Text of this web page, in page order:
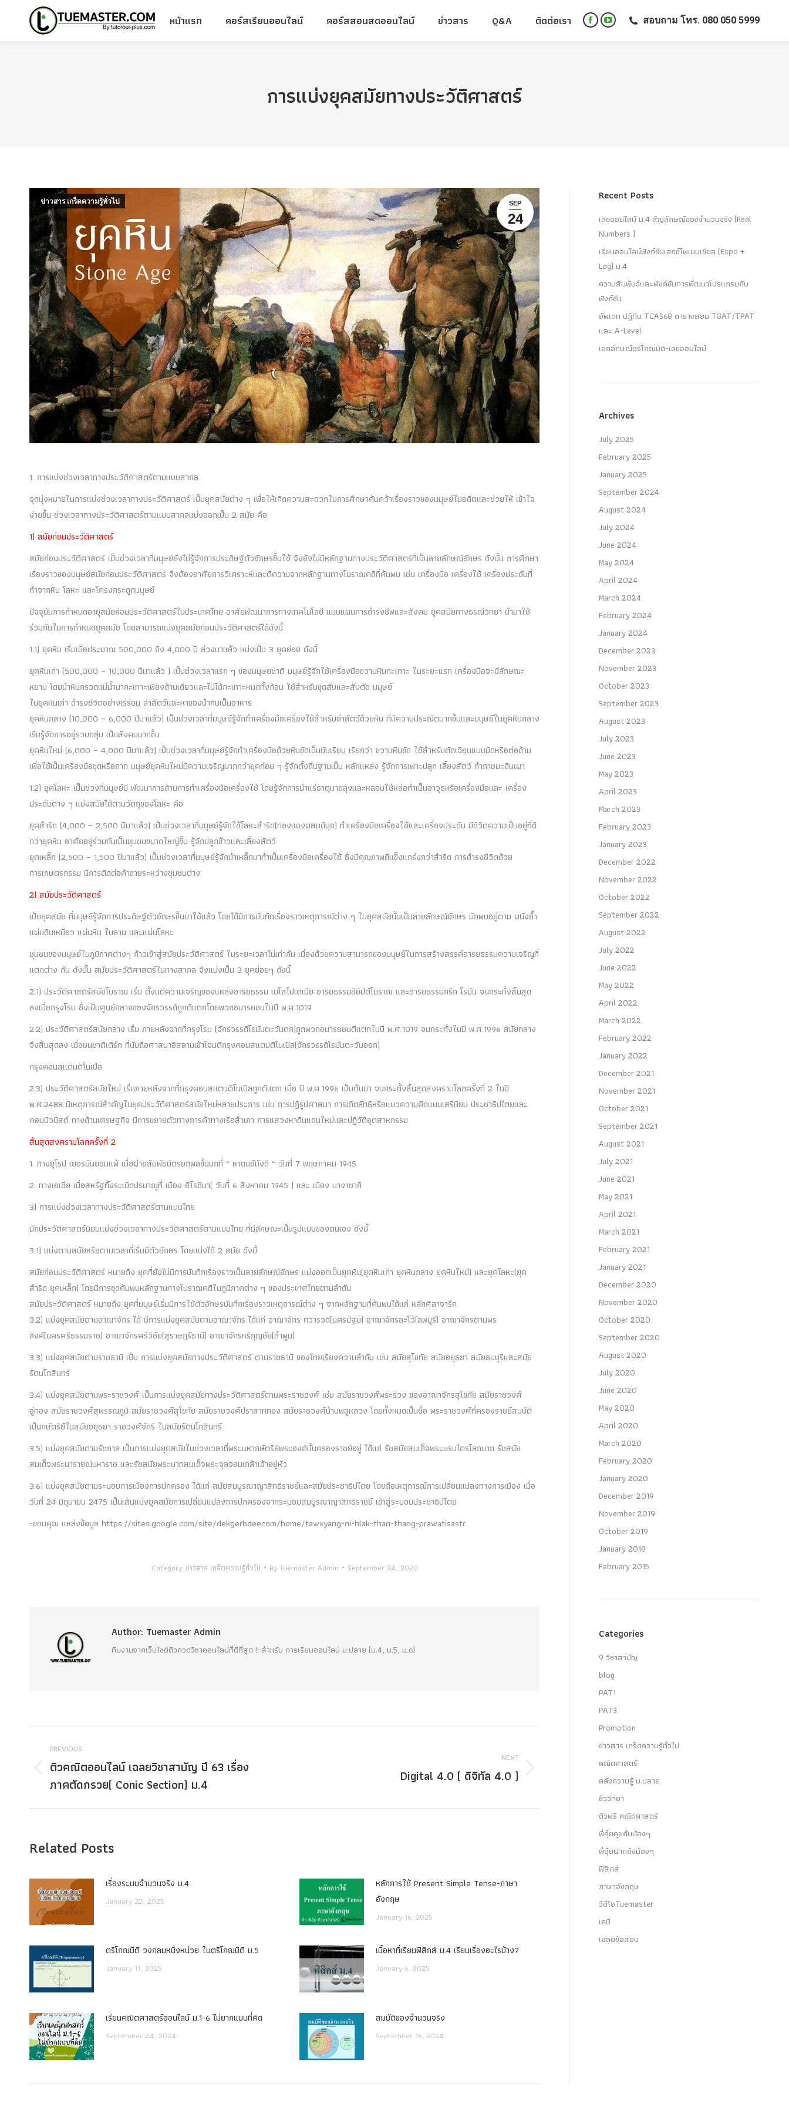
หน้าแรก คอร์สเรียนออนไลน์ คอร์สสอนสดออนไลน์ ข่าวสาร Q&A ติดต่อเรา
FacebookYouTube สอบถาม โทร. 080 050 5999
การแบ่งยุคสมัยทางประวัติศาสตร์
SEP
24
ข่าวสาร เกร็ดความรู้ทั่วไป
1. การแบ่งช่วงเวลาทางประวัติศาสตร์ตามแบบสากล
จุดมุ่งหมายในการแบ่งช่วงเวลาทางประวัติศาสตร์ เป็นยุคสมัยต่าง ๆ เพื่อให้เกิดความสะดวกในการศึกษาค้นคว้าเรื่องราวของมนุษย์ในอดีตและช่วยให้ เข้าใจ
ง่ายขึ้น ช่วงเวลาทางประวัติศาสตร์ตามแบบสากลแบ่งออกเป็น 2 สมัย คือ
1) สมัยก่อนประวัติศาสตร์
สมัยก่อนประวัติศาสตร์ เป็นช่วงเวลาที่มนุษย์ยังไม่รู้จักการประดิษฐ์ตัวอักษรขึ้นใช้ จึงยังไม่มีหลักฐานทางประวัติศาสตร์ที่เป็นลายลักษณ์อักษร ดังนั้น การศึกษา
เรื่องราวของมนุษย์สมัยก่อนประวัติศาสตร์ จึงต้องอาศัยการวิเคราะห์และตีความจากหลักฐานทางโบราณคดีที่ค้นพบ เช่น เครื่องมือ เครื่องใช้ เครื่องประดับที่
ทำจากหิน โลหะ และโครงกระดูกมนุษย์
ปัจจุบันการกำหนดอายุสมัยก่อนประวัติศาสตร์ในประเทศไทย อาศัยพัฒนาการทางเทคโนโลยี แบบแผนการดำรงชีพและสังคม ยุคสมัยทางธรณีวิทยา นำมาใช้
ร่วมกันในการกำหนดยุคสมัย โดยสามารถแบ่งยุคสมัยก่อนประวัติศาสตร์ได้ดังนี้
1.1) ยุคหิน เริ่มเมื่อประมาณ 500,000 ถึง 4,000 ปี ล่วงมาแล้ว แบ่งเป็น 3 ยุคย่อย ดังนี้
ยุคหินเก่า (500,000 – 10,000 ปีมาแล้ว ) เป็นช่วงเวลาแรก ๆ ของมนุษยชาติ มนุษย์รู้จักใช้เครื่องมือขวานหินกะเทาะ ในระยะแรก เครื่องมือจะมีลักษณะ
หยาบ โดยนำหินกรวดแม่น้ำมากะเทาะเพียงด้านเดียวและไม่ได้กะเทาะหมดทั้งก้อน ใช้สำหรับขุดสับและสับตัด มนุษย์
ในยุคหินเก่า ดำรงชีวิตอย่างเร่ร่อน ล่าสัตว์และหาของป่ากินเป็นอาหาร
ยุคหินกลาง (10,000 – 6,000 ปีมาแล้ว) เป็นช่วงเวลาที่มนุษย์รู้จักทำเครื่องมือเครื่องใช้สำหรับล่าสัตว์ด้วยหิน ที่มีความประณีตมากขึ้นและมนุษย์ในยุคหินกลาง
เริ่มรู้จักการอยู่รวมกลุ่ม เป็นสังคมมากขึ้น
ยุคหินใหม่ (6,000 – 4,000 ปีมาแล้ว) เป็นช่วงเวลาที่มนุษย์รู้จักทำเครื่องมือด้วยหินขัดเป็นมันเรียบ เรียกว่า ขวานหินขัด ใช้สำหรับตัดเฉือนแบบมีดหรือต่อด้าม
เพื่อใช้เป็นเครื่องมือขุดหรือถาก มนุษย์ยุคหินใหม่มีความเจริญมากกว่ายุคก่อน ๆ รู้จักตั้งถิ่นฐานเป็น หลักแหล่ง รู้จักการเพาะปลูก เลี้ยงสัตว์ ทำภาชนะดินเผา
1.2) ยุคโลหะ เป็นช่วงที่มนุษย์มี พัฒนาการด้านการทำเครื่องมือเครื่องใช้ โดยรู้จักการนำแร่ธาตุมาถลุงและหลอมใช้หล่อทำเป็นอาวุธหรือเครื่องมือและ เครื่อง
ประดับต่าง ๆ แบ่งสมัยได้ตามวัตถุของโลหะ คือ
ยุคสำริด (4,000 – 2,500 ปีมาแล้ว) เป็นช่วงเวลาที่มนุษย์รู้จักใช้โลหะสำริด(ทองแดงผสมดีบุก) ทำเครื่องมือเครื่องใช้และเครื่องประดับ มีชีวิตความเป็นอยู่ที่ดี
กว่ายุคหิน อาศัยอยู่ร่วมกันเป็นชุมชนขนาดใหญ่ขึ้น รู้จักปลูกข้าวและเลี้ยงสัตว์
ยุคเหล็ก (2,500 – 1,500 ปีมาแล้ว) เป็นช่วงเวลาที่มนุษย์รู้จักนำเหล็กมาทำเป็นเครื่องมือเครื่องใช้ ซึ่งมีคุณภาพดีแข็งแกร่งกว่าสำริด การดำรงชีวิตด้วย
การเกษตรกรรม มีการติดต่อค้าขายระหว่างชุมชนต่าง
2) สมัยประวัติศาสตร์
เป็นยุคสมัย ที่มนุษย์รู้จักการประดิษฐ์ตัวอักษรขึ้นมาใช้แล้ว โดยได้มีการบันทึกเรื่องราวเหตุการณ์ต่าง ๆ ในยุคสมัยนั้นเป็นลายลักษณ์อักษร มักพบอยู่ตาม ผนังถ้ำ
แผ่นดินเหนียว แผ่นหิน ใบลาน และแผ่นโลหะ
ชุมชนของมนุษย์ในภูมิภาคต่างๆ ก้าวเข้าสู่สมัยประวัติศาสตร์ ในระยะเวลาไม่เท่ากัน เนื่องด้วยความสามารถของมนุษย์ในการสร้างสรรค์อารยธรรมความเจริญที่
แตกต่าง กัน ดังนั้น สมัยประวัติศาสตร์ในทางสากล จึงแบ่งเป็น 3 ยุคย่อยๆ ดังนี้
2.1) ประวัติศาสตร์สมัยโบราณ เริ่ม ตั้งแต่ความเจริญของแหล่งอารยธรรม เมโสโปเตเมีย อารยธรรมอียิปต์โบราณ และอารยธรรมกรีก โรมัน จนกระทั่งสิ้นสุด
ลงเมื่อกรุงโรม ซึ่งเป็นศูนย์กลางของจักรวรรดิถูกตีแตกโดยพวกอนารยชนในปี พ.ศ.1019
2.2) ประวัติศาสตร์สมัยกลาง เริ่ม ภายหลังจากที่กรุงโรม (จักรวรรดิโรมันตะวันตก)ถูกพวกอนารยชนตีแตกในปี พ.ศ.1019 จนกระทั่งในปี พ.ศ.1996 สมัยกลาง
จึงสิ้นสุดลง เมื่อชนชาติเติร์ก ที่นับถือศาสนาอิสลามเข้าโจมตีกรุงคอนสแตนติโนเปิล(จักรวรรดิโรมันตะวันออก)
กรุงคอนสแตนติโนเปิล
2.3) ประวัติศาสตร์สมัยใหม่ เริ่มภายหลังจากที่กรุงคอนสแตนติโนเปิลถูกตีแตก เมื่อ ปี พ.ศ.1996 เป็นต้นมา จนกระทั้งสิ้นสุดสงครามโลกครั้งที่ 2 ในปี
พ.ศ.2488 มีเหตุการณ์สำคัญในยุคประวัติศาสตร์สมัยใหม่หลายประการ เช่น การปฏิรูปศาสนา การเกิดลัทธิหรือแนวความคิดแบบเสรีนิยม ประชาธิปไตยและ
คอมมิวนิสต์ ทางด้านเศรษฐกิจ มีการขยายตัวทางการค้าทางเรือสำเภา การแสวงหาดินแดนใหม่และปฏิวัติอุตสาหกรรม
สิ้นสุดสงครามโลกครั้งที่ 2
1. ทางยุโรป เยอรมันยอมแพ้ เมื่อผ่ายสัมพัธมิตรยกพลขึ้นบกที่ “ หาดนอ์มังดี “ วันที่ 7 พฤษภาคม 1945
2. ทางเอเชีย เมื่อสหรัฐทิ้งระเบิดปรมาณูที่ เมือง ฮิโรชิมา( วันที่ 6 สิงหาคม 1945 ) และ เมือง นางาซากิ
3) การแบ่งช่วงเวลาทางประวัติศาสตร์ตามแบบไทย
นักประวัติศาสตร์นิยมแบ่งช่วงเวลาทางประวัติศาสตร์ตามแบบไทย ที่มีลักษณะเป็นรูปแบบของตนเอง ดังนี้
3.1) แบ่งตามสมัยหรือตามเวลาที่เริ่มมีตัวอักษร โดยแบ่งได้ 2 สมัย ดังนี้
สมัยก่อนประวัติศาสตร์ หมายถึง ยุคที่ยังไม่มีการบันทึกเรื่องราวเป็นลายลักษณ์อักษร แบ่งออกเป็นยุคหิน(ยุคหินเก่า ยุคหินกลาง ยุคหินใหม่) และยุคโลหะ(ยุค
สำริด ยุคเหล็ก) โดยมีการขุดค้นพบหลักฐานทางโบราณคดีในภูมิภาคต่าง ๆ ของประเทศไทยตามลำดับ
สมัยประวัติศาสตร์ หมายถึง ยุคที่มนุษย์เริ่มมีการใช้ตัวอักษรบันทึกเรื่องราวเหตุการณ์ต่าง ๆ จากหลักฐานที่ค้นพบได้แก่ หลักศิลาจารึก
3.2) แบ่งยุคสมัยตามอาณาจักร ได้ มีการแบ่งยุคสมัยตามอาณาจักร ได้แก่ อาณาจักร ทวารวดี(นครปฐม) อาณาจักรละโว้(ลพบุรี) อาณาจักรตามพร
ลิงค์(นครศรีธรรมราช) อาณาจักรศรีวิชัย(สุราษฎร์ธานี) อาณาจักรหริภุญชัย(ลำพูน)
3.3) แบ่งยุคสมัยตามราชธานี เป็น การแบ่งยุคสมัยทางประวัติศาสตร์ ตามราชธานี ของไทยเรียงความลำดับ เช่น สมัยสุโขทัย สมัยอยุธยา สมัยธนบุรีและสมัย
รัตนโกสินทร์
3.4) แบ่งยุคสมัยตามพระราชวงศ์ เป็นการแบ่งยุคสมัยทางประวัติศาสตร์ตามพระราชวงศ์ เช่น สมัยราชวงศ์พระร่วง ของอาณาจักรสุโขทัย สมัยราชวงศ์
อู่ทอง สมัยราชวงศ์สุพรรณภูมิ สมัยราชวงศ์สุโขทัย สมัยราชวงศ์ปราสาททอง สมัยราชวงศ์บ้านพลูหลวง โดยทั้งหมดเป็นชื่อ พระราชวงศ์ที่ครองราชย์สมบัติ
เป็นกษัตริย์ในสมัยอยุธยา ราชวงศ์จักรี ในสมัยรัตนโกสินทร์
3.5) แบ่งยุคสมัยตามรัชกาล เป็นการแบ่งยุคสมัยในช่วงเวลาที่พระมหากษัตริย์พระองค์นั้นครองราชย์อยู่ ได้แก่ รัชสมัยสมเด็จพระบรมไตรโลกนาถ รัชสมัย
สมเด็จพระนารายณ์มหาราช และรัชสมัยพระบาทสมเด็จพระจุลจอมเกล้าเจ้าอยู่หัว
3.6) แบ่งยุคสมัยตามระบอบการเมืองการปกครอง ได้แก่ สมัยสมบูรณาญาสิทธิราชย์และสมัยประชาธิปไตย โดยถือเหตุการณ์การเปลี่ยนแปลงทางการเมือง เมื่อ
วันที่ 24 มิถุนายน 2475 เป็นเส้นแบ่งยุคสมัยการเปลี่ยนแปลงการปกครองจากระบอบสมบูรณาญาสิทธิราชย์ เข้าสู่ระบอบประชาธิปไตย
-ขอบคุณ แหล่งข้อมูล https://sites.google.com/site/dekgerbdeecom/home/tawxyang-ni-hlak-than-thang-prawatisastr
Category: ข่าวสาร เกร็ดความรู้ทั่วไป ByTuemaster Admin September 24, 2020
Author: Tuemaster Admin
ทีมงานจากเว็บไซต์ติวกวดวิชาออนไลน์ที่ดีที่สุด !! สำหรับ การเรียนออนไลน์ ม.ปลาย (ม.4, ม.5, ม.6)
Post
navigation
PREVIOUS
Previous
post:
ติวคณิตออนไลน์ เฉลยวิชาสามัญ ปี 63 เรื่อง
ภาคตัดกรวย( Conic Section) ม.4
NEXT
Digital 4.0 ( ดิจิทัล 4.0 )
Related Posts
เรื่องระบบจํานวนจริง ม.4
January 22, 2025
หลักการใช้ Present Simple Tense-ภาษา
อังกฤษ
January 16, 2025
ตรีโกณมิติ วงกลมหนึ่งหน่วย ในตรีโกณมิติ ม.5
January 11, 2025
เนื้อหาที่เรียนฟิสิกส์ ม.4 เรียนเรื่องอะไรบ้าง?
January 6, 2025
เรียนคณิตศาสตร์ออนไลน์ ม.1-6 ไม่ยากแบบที่คิด
September 24, 2024
สมบัติของจำนวนจริง
September 16, 2024
Recent Posts
เลขออนไลน์ ม.4 สัญลักษณ์ของจำนวนจริง (Real
Numbers )
เรียนออนไลน์ฟังก์ชันเอกซ์โพเนนเชียล (Expo +
Log) ม.4
ความสัมพันธ์และฟังก์ชันการพัฒนาโปรแกรมกับ
ฟังก์ชัน
อัพเดท ปฏิทิน TCAS68 ตารางสอบ TGAT/TPAT
และ A-Level
เอกลักษณ์ตรีโกณมิติ-เลขออนไลน์
Archives
July 2025
February 2025
January 2025
September 2024
August 2024
July 2024
June 2024
May 2024
April 2024
March 2024
February 2024
January 2024
December 2023
November 2023
October 2023
September 2023
August 2023
July 2023
June 2023
May 2023
April 2023
March 2023
February 2023
January 2023
December 2022
November 2022
October 2022
September 2022
August 2022
July 2022
June 2022
May 2022
April 2022
March 2022
February 2022
January 2022
December 2021
November 2021
October 2021
September 2021
August 2021
July 2021
June 2021
May 2021
April 2021
March 2021
February 2021
January 2021
December 2020
November 2020
October 2020
September 2020
August 2020
July 2020
June 2020
May 2020
April 2020
March 2020
February 2020
January 2020
December 2019
November 2019
October 2019
January 2018
February 2015
Categories
9 วิชาสามัญ
blog
PAT1
PAT3
Promotion
ข่าวสาร เกร็ดความรู้ทั่วไป
คณิตศาสตร์
คลังความรู้ ม.ปลาย
ชีววิทยา
ติวฟรี คณิตศาสตร์
พี่อุ๋ยคุยกับน้องๆ
พี่อุ๋ยฝากถึงน้องๆ
ฟิสิกส์
ภาษาอังกฤษ
วีดีโอTuemaster
เคมี
เฉลยข้อสอบ
หน้าแรก คอร์สเรียนออนไลน์ คอร์สสอนสดออนไลน์ ข่าวสาร Q&A ติดต่อเรา
FacebookYouTube สอบถาม โทร. 080 050 5999